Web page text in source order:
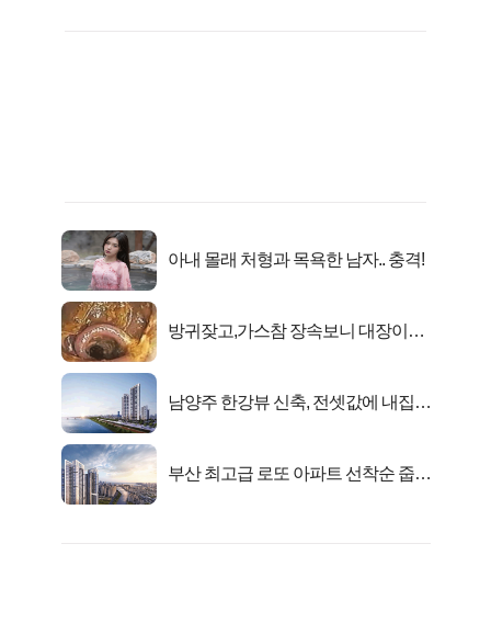
아내 몰래 처형과 목욕한 남자.. 충격!
방귀잦고,가스참 장속보니 대장이아
남양주 한강뷰 신축, 전셋값에 내집마
부산 최고급 로또 아파트 선착순 줍줍